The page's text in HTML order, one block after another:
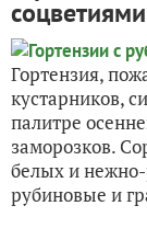
Гортензия,
кустарников,
палитре
заморозков.
белых и нежно-
рубиновые и